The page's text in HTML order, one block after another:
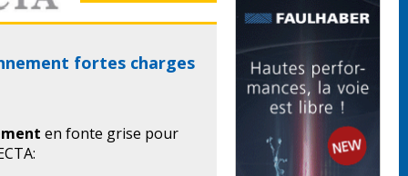
fortes charges
en fonte grise pour